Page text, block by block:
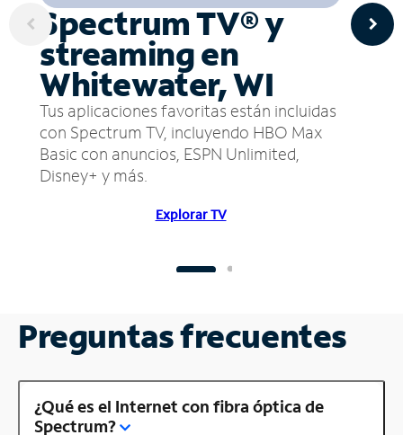
Spectrum TV® y
streaming en
Whitewater, WI
Tus aplicaciones favoritas están incluidas
con Spectrum TV, incluyendo HBO Max
Basic con anuncios, ESPN Unlimited,
Disney+ y más.
Explorar TV
Preguntas frecuentes
¿Qué es el Internet con fibra óptica de
Spectrum?